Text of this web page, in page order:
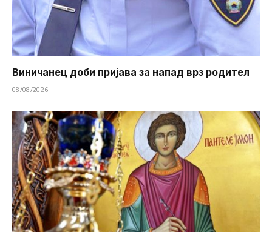
Виничанец доби пријава за напад врз родител
08/08/2026